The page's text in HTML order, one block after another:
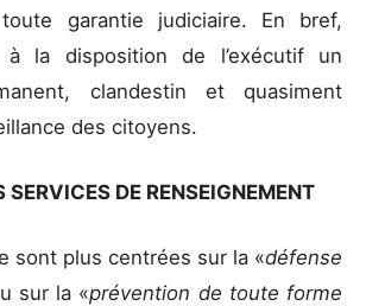
garantie judiciaire. En bref,
la disposition de l’exécutif un
clandestin et quasiment
des citoyens.
SERVICES DE RENSEIGNEMENT
sont plus centrées sur la «défense
sur la «prévention de toute forme